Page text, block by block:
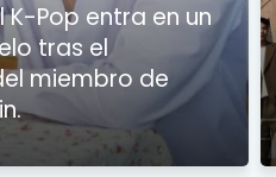
K-Pop entra en un
tras el
miembro de